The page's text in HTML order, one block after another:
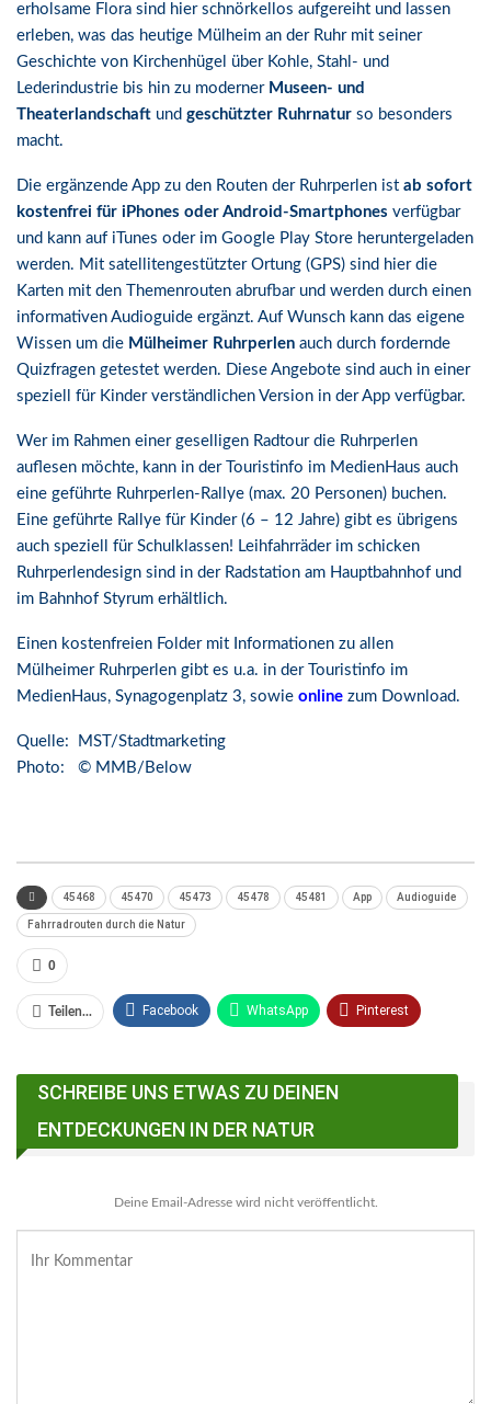
erholsame Flora sind hier schnörkellos aufgereiht und lassen
erleben, was das heutige Mülheim an der Ruhr mit seiner
Geschichte von Kirchenhügel über Kohle, Stahl- und
Lederindustrie bis hin zu moderner Museen- und
Theaterlandschaft und geschützter Ruhrnatur so besonders
macht.
Die ergänzende App zu den Routen der Ruhrperlen ist ab sofort
kostenfrei für iPhones oder Android-Smartphones verfügbar
und kann auf iTunes oder im Google Play Store heruntergeladen
werden. Mit satellitengestützter Ortung (GPS) sind hier die
Karten mit den Themenrouten abrufbar und werden durch einen
informativen Audioguide ergänzt. Auf Wunsch kann das eigene
Wissen um die Mülheimer Ruhrperlen auch durch fordernde
Quizfragen getestet werden. Diese Angebote sind auch in einer
speziell für Kinder verständlichen Version in der App verfügbar.
Wer im Rahmen einer geselligen Radtour die Ruhrperlen
auflesen möchte, kann in der Touristinfo im MedienHaus auch
eine geführte Ruhrperlen-Rallye (max. 20 Personen) buchen.
Eine geführte Rallye für Kinder (6 – 12 Jahre) gibt es übrigens
auch speziell für Schulklassen! Leihfahrräder im schicken
Ruhrperlendesign sind in der Radstation am Hauptbahnhof und
im Bahnhof Styrum erhältlich.
Einen kostenfreien Folder mit Informationen zu allen
Mülheimer Ruhrperlen gibt es u.a. in der Touristinfo im
MedienHaus, Synagogenplatz 3, sowie online zum Download.
Quelle: MST/Stadtmarketing
Photo: © MMB/Below
45468 45470 45473 45478 45481 App Audioguide
Fahrradrouten durch die Natur
0
Teilen... Facebook WhatsApp Pinterest
Facebook Messenger
SCHREIBE UNS ETWAS ZU DEINEN
ENTDECKUNGEN IN DER NATUR
Deine Email-Adresse wird nicht veröffentlicht.